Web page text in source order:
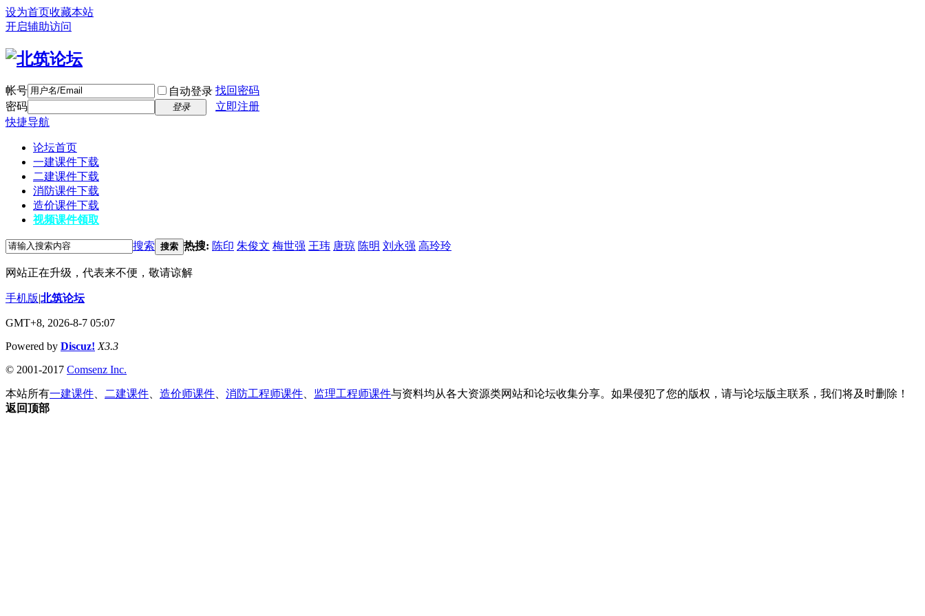
设为首页收藏本站
开启辅助访问
帐号 自动登录 找回密码
密码
登录
立即注册
快捷导航
论坛首页
一建课件下载
二建课件下载
消防课件下载
造价课件下载
视频课件领取
搜索 搜索 热搜: 陈印 朱俊文 梅世强 王玮 唐琼 陈明 刘永强 高玲玲
网站正在升级，代表来不便，敬请谅解
手机版|北筑论坛
GMT+8, 2026-8-7 05:07
Powered by Discuz! X3.3
© 2001-2017 Comsenz Inc.
本站所有一建课件 二建课件 造价师课件 消防工程师课件 监理工程师课件与资料均从各大资源类网站和论坛收集分享。如果侵犯了您的版权，请与论坛版主联系，我们将及时删除！
返回顶部